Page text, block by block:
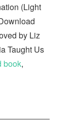
(Light
by Liz
Taught Us
book,